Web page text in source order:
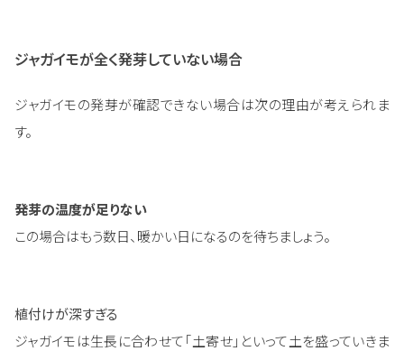
ジャガイモが全く発芽していない場合
ジャガイモの発芽が確認できない場合は次の理由が考えられま
す。
発芽の温度が足りない
この場合はもう数日、暖かい日になるのを待ちましょう。
植付けが深すぎる
ジャガイモは生長に合わせて「土寄せ」といって土を盛っていきま